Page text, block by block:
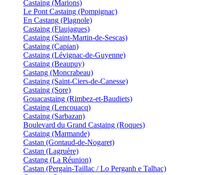
Castaing (Marions)
Le Pont Castaing (Pompignac)
En Castang (Plagnole)
Castaing (Flaujagues)
Castaing (Saint-Martin-de-Sescas)
Castaing (Capian)
Castaing (Lévignac-de-Guyenne)
Castaing (Beaupuy)
Castang (Moncrabeau)
Castaing (Saint-Ciers-de-Canesse)
Castaing (Sore)
Gouacastaing (Rimbez-et-Baudiets)
Castaing (Lencouacq)
Castaing (Sarbazan)
Boulevard du Grand Castaing (Roques)
Castaing (Marmande)
Castan (Gontaud-de-Nogaret)
Castan (Lagruère)
Castang (La Réunion)
Castan (Pergain-Taillac / Lo Perganh e Talhac)